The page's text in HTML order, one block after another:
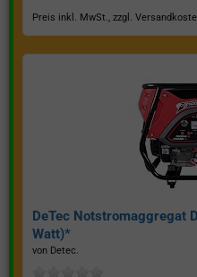
Preis inkl. MwSt., zzgl.
DeTec Notstromaggregat
Watt)*
von Detec.